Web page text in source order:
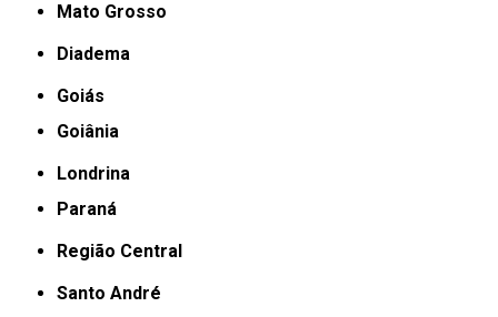
Mato Grosso
Diadema
Goiás
Goiânia
Londrina
Paraná
Região Central
Santo André